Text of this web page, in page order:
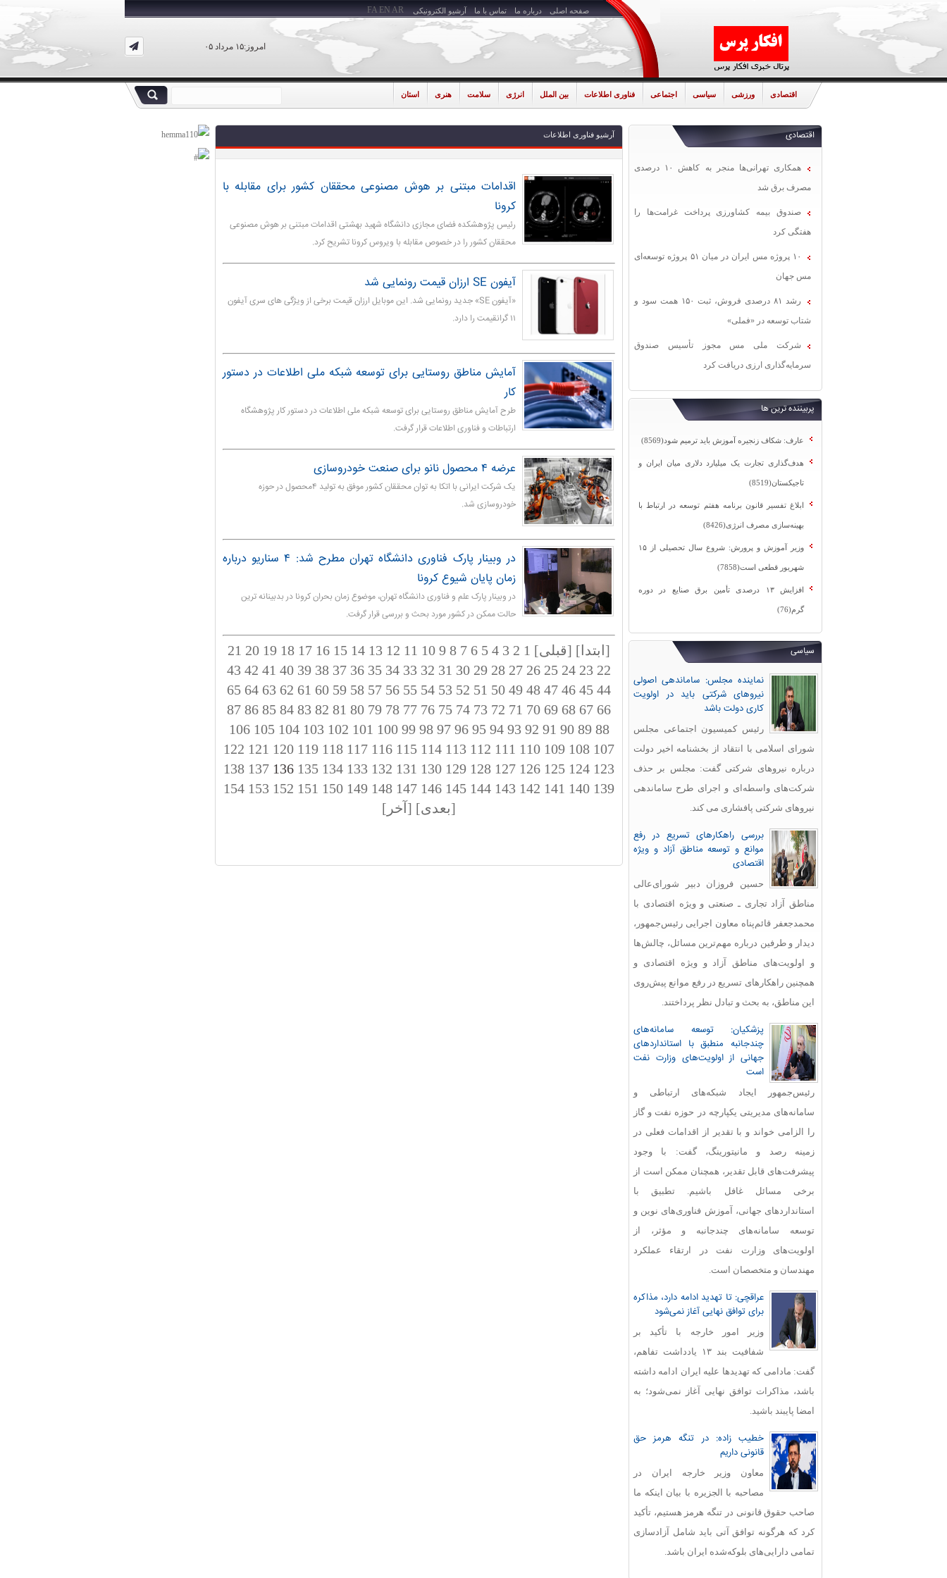
صفحه اصلی درباره ما تماس با ما آرشیو الکترونیکی
امروز:۱۵ مرداد ۰۵
FA EN AR
اقتصادی ورزشی سیاسی اجتماعی فناوری اطلاعات بین الملل انرژی سلامت هنری استان
اقتصادی
همکاری تهرانی‌ها منجر به کاهش ۱۰ درصدی
مصرف برق شد
صندوق بیمه کشاورزی پرداخت غرامت‌ها را
هفتگی کرد
۱۰ پروژه مس ایران در میان ۵۱ پروژه توسعه‌ای
مس جهان
رشد ۸۱ درصدی فروش، ثبت ۱۵۰ همت سود و
شتاب توسعه در «فملی»
شرکت ملی مس مجوز تأسیس صندوق
سرمایه‌گذاری ارزی دریافت کرد
پربیننده ترین ها
عارف: شکاف زنجیره آموزش باید ترمیم شود(8569)
هدف‌گذاری تجارت یک میلیارد دلاری میان ایران و
تاجیکستان(8519)
ابلاغ تفسیر قانون برنامه هفتم توسعه در ارتباط با
بهینه‌سازی مصرف انرژی(8426)
وزیر آموزش و پرورش: شروع سال تحصیلی از ۱۵
شهریور قطعی است(7858)
افزایش ۱۳ درصدی تأمین برق صنایع در دوره
گرم(76)
سیاسی
نماینده مجلس: ساماندهی اصولی
نیروهای شرکتی باید در اولویت
کاری دولت باشد
رئیس کمیسیون اجتماعی مجلس
شورای اسلامی با انتقاد از بخشنامه اخیر دولت
درباره نیروهای شرکتی گفت: مجلس بر حذف
شرکت‌های واسطه‌ای و اجرای طرح ساماندهی
نیروهای شرکتی پافشاری می کند.
بررسی راهکارهای تسریع در رفع
موانع و توسعه مناطق آزاد و ویژه
اقتصادی
حسین فروزان دبیر شورای‌عالی
مناطق آزاد تجاری ـ صنعتی و ویژه اقتصادی با
محمدجعفر قائم‌پناه معاون اجرایی رئیس‌جمهور،
دیدار و طرفین درباره مهم‌ترین مسائل، چالش‌ها
و اولویت‌های مناطق آزاد و ویژه اقتصادی و
همچنین راهکارهای تسریع در رفع موانع پیش‌روی
این مناطق، به بحث و تبادل نظر پرداختند.
پزشکیان: توسعه سامانه‌های
چندجانبه منطبق با استانداردهای
جهانی از اولویت‌های وزارت نفت
است
رئیس‌جمهور ایجاد شبکه‌های ارتباطی و
سامانه‌های مدیریتی یکپارچه در حوزه نفت و گاز
را الزامی خواند و با تقدیر از اقدامات فعلی در
زمینه رصد و مانیتورینگ، گفت: با وجود
پیشرفت‌های قابل‌ تقدیر، همچنان ممکن است از
برخی مسائل غافل باشیم. تطبیق با
استانداردهای جهانی، آموزش فناوری‌های نوین و
توسعه سامانه‌های چندجانبه و مؤثر، از
اولویت‌های وزارت نفت در ارتقاء عملکرد
مهندسان و متخصصان است.
عراقچی: تا تهدید ادامه دارد، مذاکره
برای توافق نهایی آغاز نمی‌شود
وزیر امور خارجه با تأکید بر
شفافیت بند ۱۳ یادداشت تفاهم،
گفت: مادامی که تهدیدها علیه ایران ادامه داشته
باشد، مذاکرات توافق نهایی آغاز نمی‌شود؛ به
امضا پایبند باشید.
خطیب زاده: در تنگه هرمز حق
قانونی داریم
معاون وزیر خارجه ایران در
مصاحبه با الجزیره با بیان اینکه ما
صاحب حقوق قانونی در تنگه هرمز هستیم، تأکید
کرد که هرگونه توافق آتی باید شامل آزادسازی
تمامی دارایی‌های بلوکه‌شده ایران باشد.
آرشیو فناوری اطلاعات
اقدامات مبتنی بر هوش مصنوعی محققان کشور برای مقابله با
کرونا
رئیس پژوهشکده فضای مجازی دانشگاه شهید بهشتی اقدامات مبتنی بر هوش مصنوعی
محققان کشور را در خصوص مقابله با ویروس کرونا تشریح کرد.
آیفون SE ارزان قیمت رونمایی شد
«آیفون SE» جدید رونمایی شد. این موبایل ارزان قیمت برخی از ویژگی های سری آیفون
۱۱ گرانقیمت را دارد.
آمایش مناطق روستایی برای توسعه شبکه ملی اطلاعات در دستور
کار
طرح آمایش مناطق روستایی برای توسعه شبکه ملی اطلاعات در دستور کار پژوهشگاه
ارتباطات و فناوری اطلاعات قرار گرفت.
عرضه ۴ محصول نانو برای صنعت خودروسازی
یک شرکت ایرانی با اتکا به توان محققان کشور موفق به تولید ۴محصول در حوزه
خودروسازی شد.
در وبینار پارک فناوری دانشگاه تهران مطرح شد: ۴ سناریو درباره
زمان پایان شیوع کرونا
در وبینار پارک علم و فناوری دانشگاه تهران، موضوع زمان بحران کرونا در بدبینانه ترین
حالت ممکن در کشور مورد بحث و بررسی قرار گرفت.
[ابتدا] [قبلی] 1
2
3
4
5
6
7
8
9
10
11
12
13
14
15
16
17
18
19
20
21
22
23
24
25
26
27
28
29
30
31
32
33
34
35
36
37
38
39
40
41
42
43
44
45
46
47
48
49
50
51
52
53
54
55
56
57
58
59
60
61
62
63
64
65
66
67
68
69
70
71
72
73
74
75
76
77
78
79
80
81
82
83
84
85
86
87
88
89
90
91
92
93
94
95
96
97
98
99
100
101
102
103
104
105
106
107
108
109
110
111
112
113
114
115
116
117
118
119
120
121
122
123
124
125
126
127
128
129
130
131
132
133
134
135
137
138
139
140
141
142
143
144
145
146
147
148
149
150
151
152
153
154
[بعدی] [آخر]